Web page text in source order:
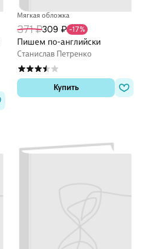
Мягкая обложка
371 ₽309 ₽ -17%
Пишем по-английски
Станислав Петренко
Купить